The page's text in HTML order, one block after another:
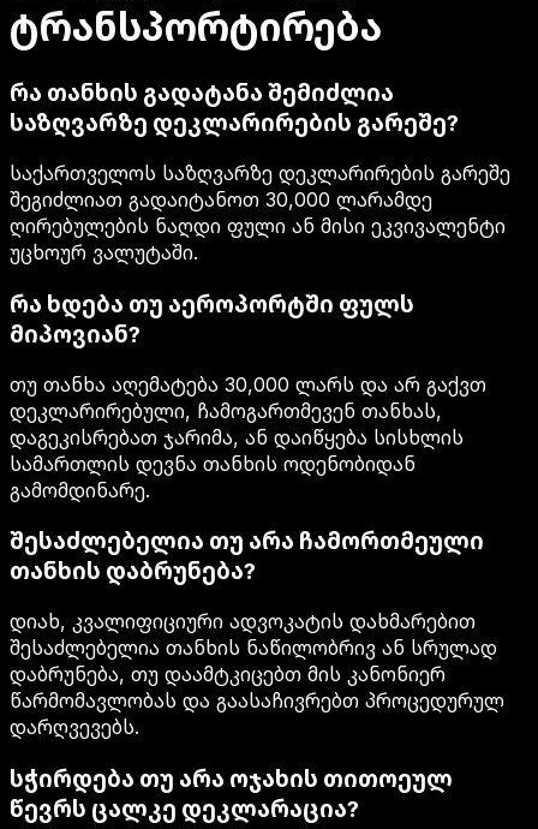
ტრანსპორტირება
რა თანხის გადატანა შემიძლია
საზღვარზე დეკლარირების გარეშე?
საქართველოს საზღვარზე დეკლარირების გარეშე
შეგიძლიათ გადაიტანოთ 30,000 ლარამდე
ღირებულების ნაღდი ფული ან მისი ეკვივალენტი
უცხოურ ვალუტაში.
რა ხდება თუ აეროპორტში ფულს
მიპოვიან?
თუ თანხა აღემატება 30,000 ლარს და არ გაქვთ
დეკლარირებული, ჩამოგართმევენ თანხას,
დაგეკისრებათ ჯარიმა, ან დაიწყება სისხლის
სამართლის დევნა თანხის ოდენობიდან
გამომდინარე.
შესაძლებელია თუ არა ჩამორთმეული
თანხის დაბრუნება?
დიახ, კვალიფიციური ადვოკატის დახმარებით
შესაძლებელია თანხის ნაწილობრივ ან სრულად
დაბრუნება, თუ დაამტკიცებთ მის კანონიერ
წარმომავლობას და გაასაჩივრებთ პროცედურულ
დარღვევებს.
სჭირდება თუ არა ოჯახის თითოეულ
წევრს ცალკე დეკლარაცია?